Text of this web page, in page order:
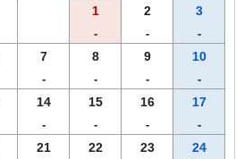
1
-
2
-
3
-
7
-
8
-
9
-
10
-
14
-
15
-
16
-
17
-
21 22 23 24